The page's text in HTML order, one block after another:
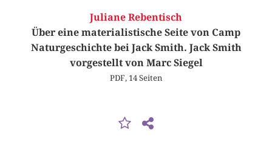
Juliane Rebentisch
Über eine materialistische Seite von Camp
Naturgeschichte bei Jack Smith. Jack Smith
vorgestellt von Marc Siegel
PDF, 14 Seiten